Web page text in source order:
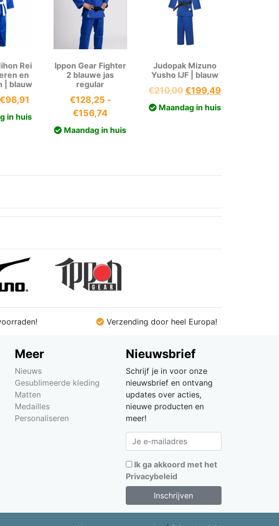
Rei
en
| blauw
€96,91 Prijsklasse:
€61,08
in huis
Ippon Gear Fighter
2 blauwe jas
regular
€128,25 -
€156,74Prijsklasse:
€128,25
Maandag in huis
Judopak Mizuno
Yusho IJF | blauw
€210,00Oorspronkelijke
prijs
€199,49
Maandag in huis
Verzending door heel Europa!
Meer
Nieuws
Gesublimeerde kleding
Matten
Medailles
Personaliseren
Nieuwsbrief
Schrijf je in voor onze
nieuwsbrief en ontvang
updates over acties,
nieuwe producten en
meer!
Ik ga akkoord met het
Privacybeleid